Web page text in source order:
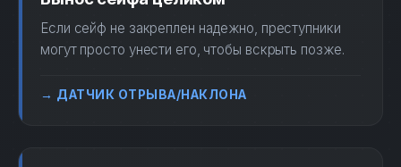
Если сейф не закреплен надежно, преступники
могут просто унести его, чтобы вскрыть позже.
→ ДАТЧИК ОТРЫВА/НАКЛОНА